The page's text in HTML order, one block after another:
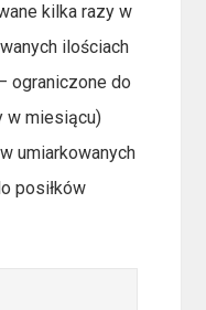
kilka razy w
ilościach
ograniczone do
w miesiącu)
umiarkowanych
posiłków